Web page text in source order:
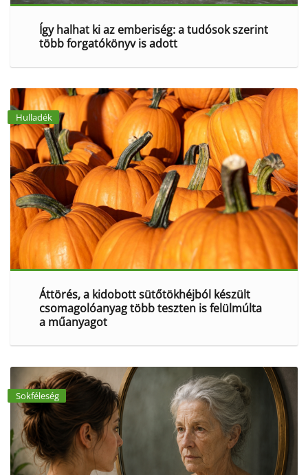
Így halhat ki az emberiség: a tudósok szerint
több forgatókönyv is adott
Hulladék
Áttörés, a kidobott sütőtökhéjból készült
csomagolóanyag több teszten is felülmúlta
a műanyagot
Sokféleség